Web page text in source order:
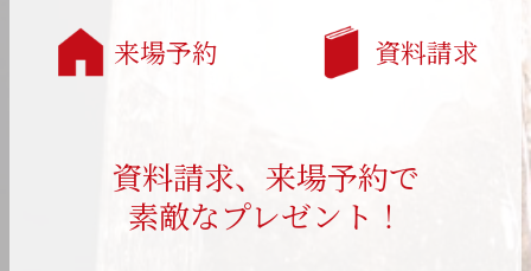
来場予約 資料請求
資料請求、来場予約で
素敵なプレゼント！